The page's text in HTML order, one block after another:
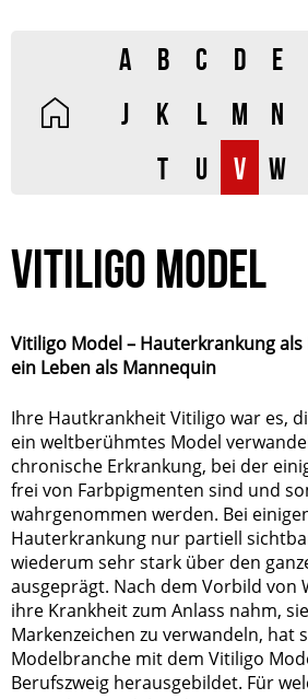
A B C D E
J
K L M N
T
U V W
VITILIGO MODEL
Vitiligo Model – Hauterkrankung
ein Leben als Mannequin
Ihre Hautkrankheit Vitiligo war es,
ein weltberühmtes Model
chronische Erkrankung, bei der
frei von Farbpigmenten sind und
wahrgenommen werden. Bei
Hauterkrankung nur partiell
wiederum sehr stark über den
ausgeprägt. Nach dem Vorbild von
ihre Krankheit zum Anlass nahm,
Markenzeichen zu verwandeln, hat
Modelbranche mit dem Vitiligo
Berufszweig herausgebildet. Für